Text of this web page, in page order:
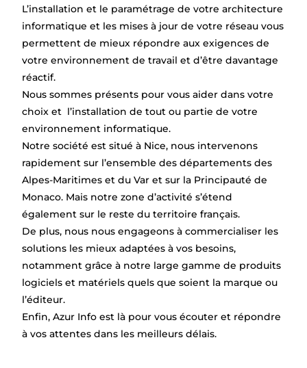
L’installation et le paramétrage de votre architecture
informatique et les mises à jour de votre réseau vous
permettent de mieux répondre aux exigences de
votre environnement de travail et d’être davantage
réactif.
Nous sommes présents pour vous aider dans votre
choix et l’installation de tout ou partie de votre
environnement informatique.
Notre société est situé à Nice, nous intervenons
rapidement sur l’ensemble des départements des
Alpes-Maritimes et du Var et sur la Principauté de
Monaco. Mais notre zone d’activité s’étend
également sur le reste du territoire français.
De plus, nous nous engageons à commercialiser les
solutions les mieux adaptées à vos besoins,
notamment grâce à notre large gamme de produits
logiciels et matériels quels que soient la marque ou
l’éditeur.
Enfin, Azur Info est là pour vous écouter et répondre
à vos attentes dans les meilleurs délais.